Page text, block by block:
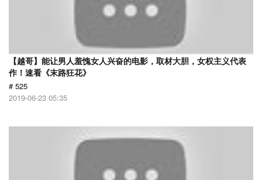
【越哥】能让男人羞愧女人兴奋的电影，取材大胆，女权主义代表
作！速看《末路狂花》
# 525
2019-06-23 05:35